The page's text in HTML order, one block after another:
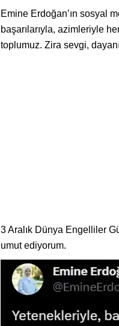
Emine Erdoğan’ın sosyal
başarılarıyla, azimleriyle
toplumuz. Zira sevgi,
3 Aralık Dünya Engelliler
umut ediyorum.